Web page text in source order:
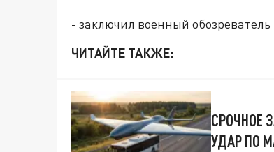
- заключил военный
ЧИТАЙТЕ ТАКЖЕ:
СРОЧНОЕ
УДАР ПО